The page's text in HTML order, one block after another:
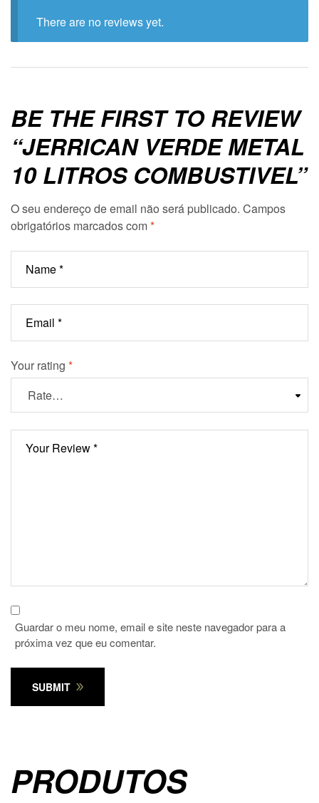
There are no reviews yet.
BE THE FIRST TO REVIEW
“JERRICAN VERDE METAL
10 LITROS COMBUSTIVEL”
O seu endereço de email não será publicado. Campos
obrigatórios marcados com*
Your rating *
Guardar o meu nome, email e site neste navegador para a
próxima vez que eu comentar.
SUBMIT
PRODUTOS